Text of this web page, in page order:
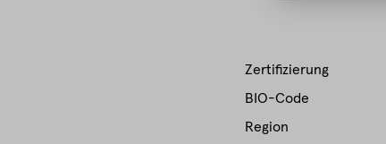
Zertifizierung
BIO-Code
Region